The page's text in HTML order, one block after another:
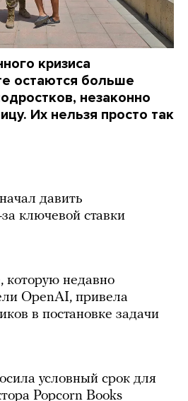
кризиса
остаются больше
незаконно
Их нельзя просто так
давить
ключевой ставки
которую недавно
OpenAI, привела
в постановке задачи
условный срок для
Popcorn Books